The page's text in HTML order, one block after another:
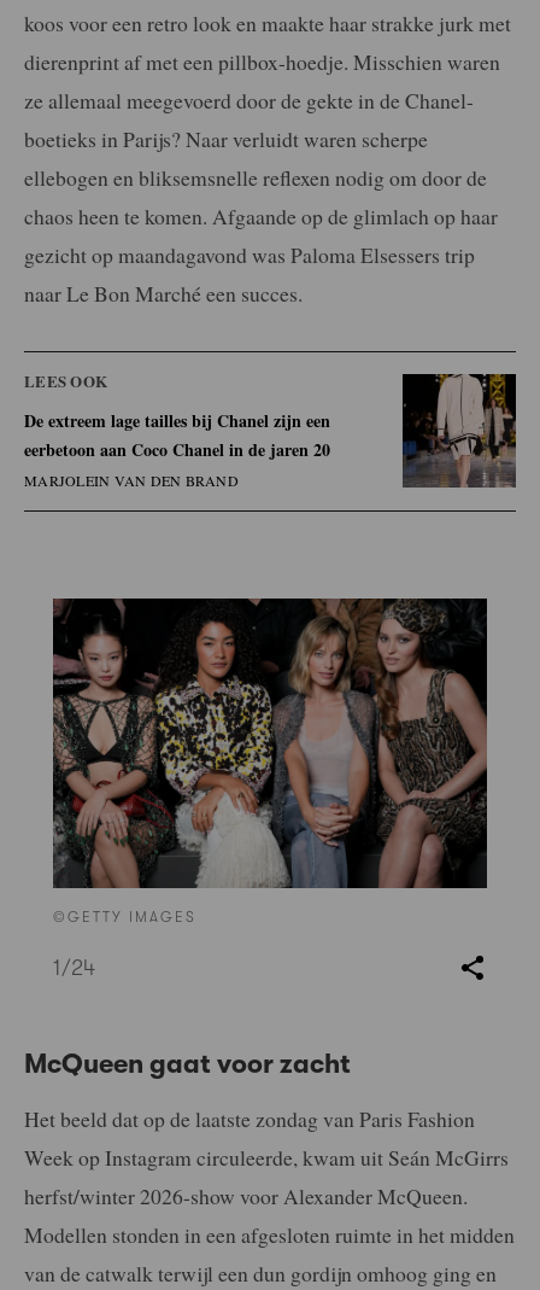
koos voor een retro look en maakte haar strakke jurk met
dierenprint af met een pillbox-hoedje. Misschien waren
ze allemaal meegevoerd door de gekte in de Chanel-
boetieks in Parijs? Naar verluidt waren scherpe
ellebogen en bliksemsnelle reflexen nodig om door de
chaos heen te komen. Afgaande op de glimlach op haar
gezicht op maandagavond was Paloma Elsessers trip
naar Le Bon Marché een succes.
LEES OOK
De extreem lage tailles bij Chanel zijn een
eerbetoon aan Coco Chanel in de jaren 20
MARJOLEIN VAN DEN BRAND
©GETTY IMAGES
1/24
McQueen gaat voor zacht
Het beeld dat op de laatste zondag van Paris Fashion
Week op Instagram circuleerde, kwam uit Seán McGirrs
herfst/winter 2026-show voor Alexander McQueen.
Modellen stonden in een afgesloten ruimte in het midden
van de catwalk terwijl een dun gordijn omhoog ging en